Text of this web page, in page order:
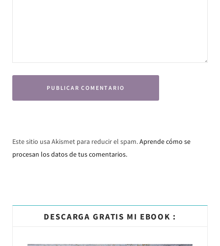
Este sitio usa Akismet para reducir el spam.Aprende cómo se
procesan los datos de tus comentarios.
DESCARGA GRATIS MI EBOOK :